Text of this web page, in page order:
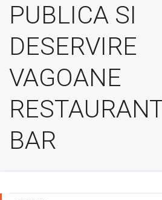
PUBLICA SI
DESERVIRE
VAGOANE
BAR